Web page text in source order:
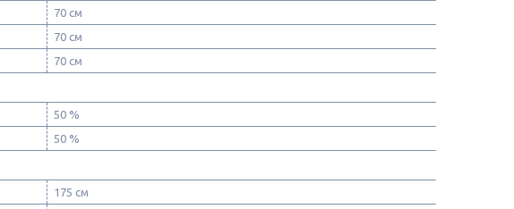
70 см
70 см
70 см
50 %
50 %
175 см